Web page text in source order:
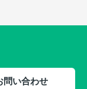
問い合わせ